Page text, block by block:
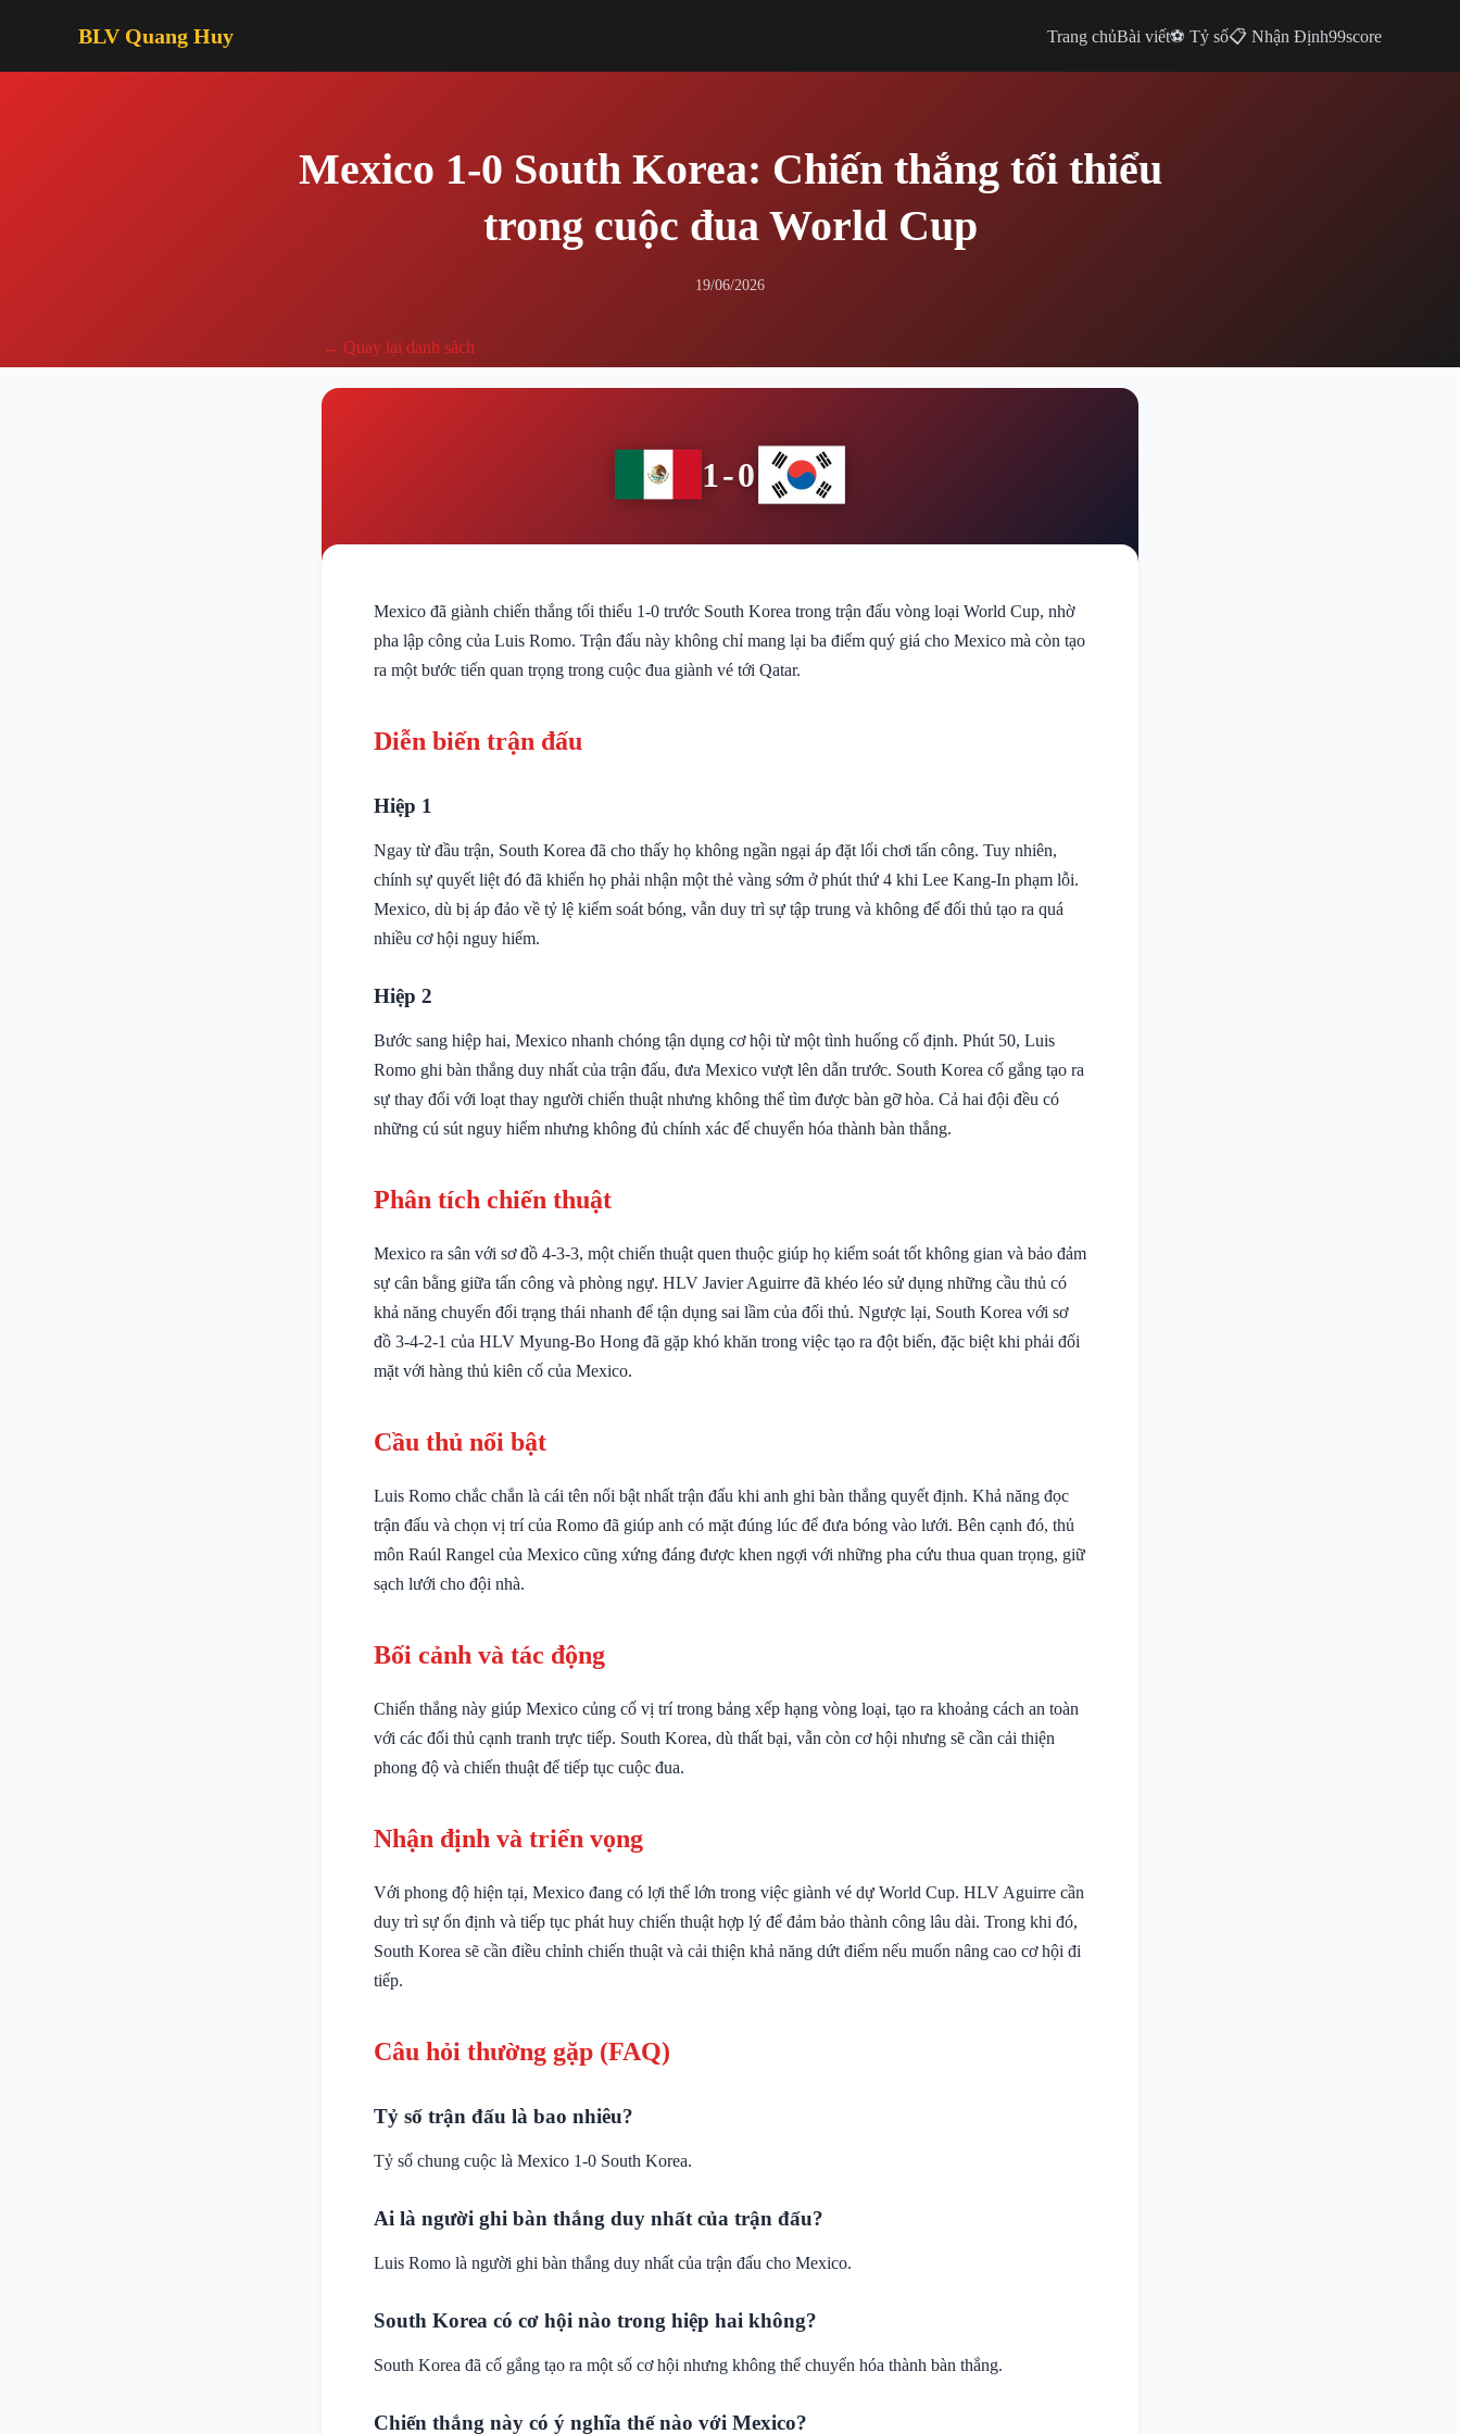
BLV Quang Huy Trang chủBài viết⚽ Tỷ số📋 Nhận Định99score
Mexico 1-0 South Korea: Chiến thắng tối thiểu
trong cuộc đua World Cup
19/06/2026
← Quay lại danh sách
1-0
Mexico đã giành chiến thắng tối thiểu 1-0 trước South Korea trong trận đấu vòng loại World Cup, nhờ
pha lập công của Luis Romo. Trận đấu này không chỉ mang lại ba điểm quý giá cho Mexico mà còn tạo
ra một bước tiến quan trọng trong cuộc đua giành vé tới Qatar.
Diễn biến trận đấu
Hiệp 1
Ngay từ đầu trận, South Korea đã cho thấy họ không ngần ngại áp đặt lối chơi tấn công. Tuy nhiên,
chính sự quyết liệt đó đã khiến họ phải nhận một thẻ vàng sớm ở phút thứ 4 khi Lee Kang-In phạm lỗi.
Mexico, dù bị áp đảo về tỷ lệ kiểm soát bóng, vẫn duy trì sự tập trung và không để đối thủ tạo ra quá
nhiều cơ hội nguy hiểm.
Hiệp 2
Bước sang hiệp hai, Mexico nhanh chóng tận dụng cơ hội từ một tình huống cố định. Phút 50, Luis
Romo ghi bàn thắng duy nhất của trận đấu, đưa Mexico vượt lên dẫn trước. South Korea cố gắng tạo ra
sự thay đổi với loạt thay người chiến thuật nhưng không thể tìm được bàn gỡ hòa. Cả hai đội đều có
những cú sút nguy hiểm nhưng không đủ chính xác để chuyển hóa thành bàn thắng.
Phân tích chiến thuật
Mexico ra sân với sơ đồ 4-3-3, một chiến thuật quen thuộc giúp họ kiểm soát tốt không gian và bảo đảm
sự cân bằng giữa tấn công và phòng ngự. HLV Javier Aguirre đã khéo léo sử dụng những cầu thủ có
khả năng chuyển đổi trạng thái nhanh để tận dụng sai lầm của đối thủ. Ngược lại, South Korea với sơ
đồ 3-4-2-1 của HLV Myung-Bo Hong đã gặp khó khăn trong việc tạo ra đột biến, đặc biệt khi phải đối
mặt với hàng thủ kiên cố của Mexico.
Cầu thủ nổi bật
Luis Romo chắc chắn là cái tên nổi bật nhất trận đấu khi anh ghi bàn thắng quyết định. Khả năng đọc
trận đấu và chọn vị trí của Romo đã giúp anh có mặt đúng lúc để đưa bóng vào lưới. Bên cạnh đó, thủ
môn Raúl Rangel của Mexico cũng xứng đáng được khen ngợi với những pha cứu thua quan trọng, giữ
sạch lưới cho đội nhà.
Bối cảnh và tác động
Chiến thắng này giúp Mexico củng cố vị trí trong bảng xếp hạng vòng loại, tạo ra khoảng cách an toàn
với các đối thủ cạnh tranh trực tiếp. South Korea, dù thất bại, vẫn còn cơ hội nhưng sẽ cần cải thiện
phong độ và chiến thuật để tiếp tục cuộc đua.
Nhận định và triển vọng
Với phong độ hiện tại, Mexico đang có lợi thế lớn trong việc giành vé dự World Cup. HLV Aguirre cần
duy trì sự ổn định và tiếp tục phát huy chiến thuật hợp lý để đảm bảo thành công lâu dài. Trong khi đó,
South Korea sẽ cần điều chỉnh chiến thuật và cải thiện khả năng dứt điểm nếu muốn nâng cao cơ hội đi
tiếp.
Câu hỏi thường gặp (FAQ)
Tỷ số trận đấu là bao nhiêu?
Tỷ số chung cuộc là Mexico 1-0 South Korea.
Ai là người ghi bàn thắng duy nhất của trận đấu?
Luis Romo là người ghi bàn thắng duy nhất của trận đấu cho Mexico.
South Korea có cơ hội nào trong hiệp hai không?
South Korea đã cố gắng tạo ra một số cơ hội nhưng không thể chuyển hóa thành bàn thắng.
Chiến thắng này có ý nghĩa thế nào với Mexico?